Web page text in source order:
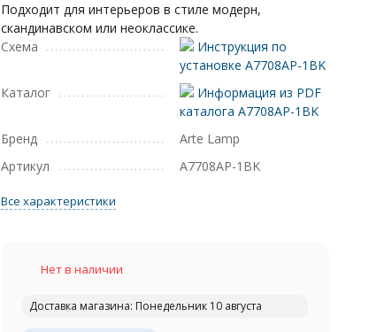
Подходит для интерьеров в стиле модерн,
скандинавском или неоклассике.
Схема
Инструкция по
установке A7708AP-1BK
Каталог
Информация из PDF
каталога A7708AP-1BK
Бренд
Arte Lamp
Артикул
A7708AP-1BK
Все характеристики
Нет в наличии
Доставка магазина: Понедельник 10 августа